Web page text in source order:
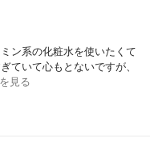
ン系の化粧水を使いたくて
ていて心もとないですが、
見る